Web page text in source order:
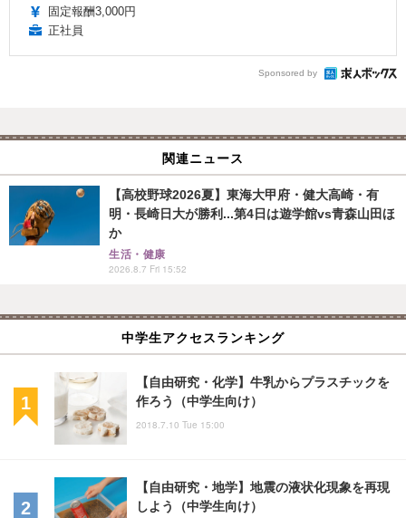
固定報酬3,000円
正社員
Sponsored by
関連ニュース
【高校野球2026夏】東海大甲府・健大高崎・有
明・長崎日大が勝利...第4日は遊学館vs青森山田ほ
か
生活・健康
2026.8.7 Fri 15:52
中学生アクセスランキング
【自由研究・化学】牛乳からプラスチックを
作ろう（中学生向け）
2018.7.10 Tue 15:00
【自由研究・地学】地震の液状化現象を再現
しよう（中学生向け）